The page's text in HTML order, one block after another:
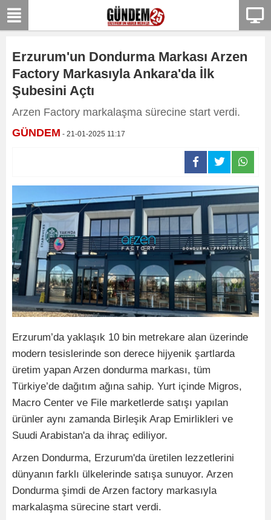
Erzurum'un Dondurma Markası Arzen
Factory Markasıyla Ankara'da İlk
Şubesini Açtı
Arzen Factory markalaşma sürecine start verdi.
GÜNDEM - 21-01-2025 11:17
Erzurum’da yaklaşık 10 bin metrekare alan üzerinde
modern tesislerinde son derece hijyenik şartlarda
üretim yapan Arzen dondurma markası, tüm
Türkiye’de dağıtım ağına sahip. Yurt içinde Migros,
Macro Center ve File marketlerde satışı yapılan
ürünler aynı zamanda Birleşik Arap Emirlikleri ve
Suudi Arabistan'a da ihraç ediliyor.
Arzen Dondurma, Erzurum'da üretilen lezzetlerini
dünyanın farklı ülkelerinde satışa sunuyor. Arzen
Dondurma şimdi de Arzen factory markasıyla
markalaşma sürecine start verdi.